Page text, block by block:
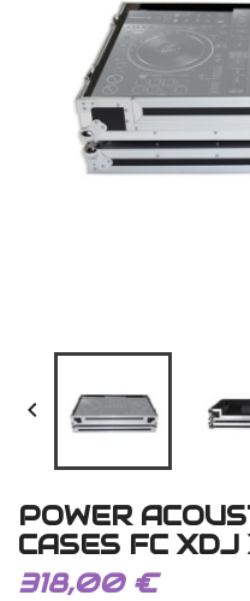

POWER
CASES FC XDJ
318,00 €